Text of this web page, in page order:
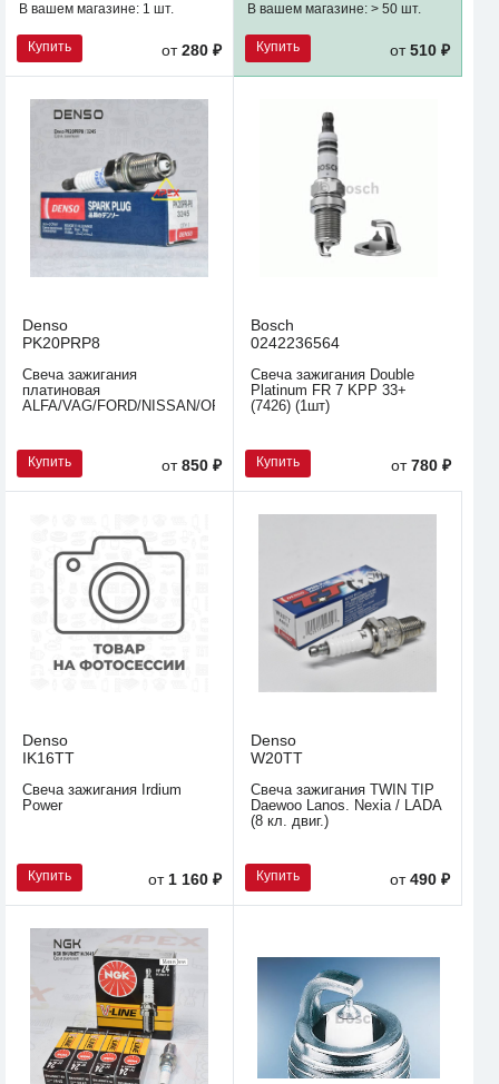
В вашем магазине: 1 шт.
Купить от280 ₽
В вашем магазине: > 50 шт.
Купить от510 ₽
Denso
PK20PRP8
Свеча зажигания
платиновая
ALFA/VAG/FORD/NISSAN/OPEL/PORSCHE/RENAULT/ROVER/SUBAR
Купить от850 ₽
Bosch
0242236564
Свеча зажигания Double
Platinum FR 7 KPP 33+
(7426) (1шт)
Купить от780 ₽
Denso
IK16TT
Свеча зажигания Irdium
Power
Купить от 1 160 ₽
Denso
W20TT
Свеча зажигания TWIN TIP
Daewoo Lanos. Nexia / LADA
(8 кл. двиг.)
Купить от490 ₽